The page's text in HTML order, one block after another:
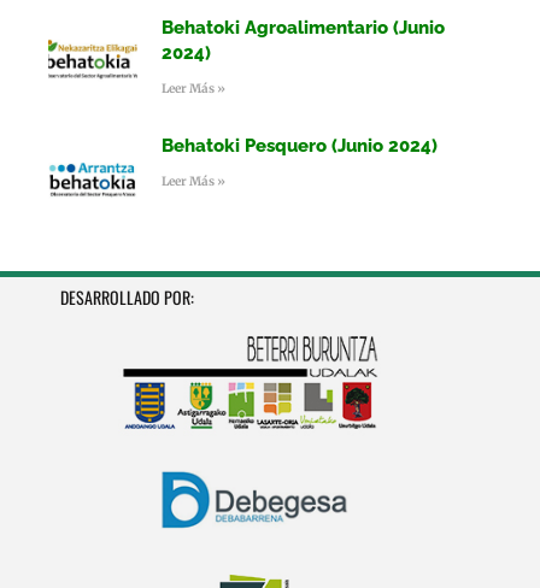
Behatoki Agroalimentario (Junio
2024)
Leer Más »
Behatoki Pesquero (Junio 2024)
Leer Más »
DESARROLLADO POR: